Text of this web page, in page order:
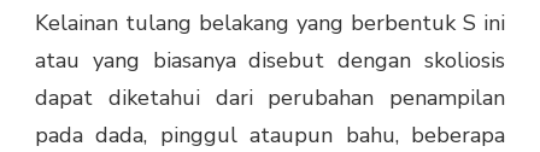
Kelainan tulang belakang yang berbentuk S ini
atau yang biasanya disebut dengan skoliosis
dapat diketahui dari perubahan penampilan
pada dada, pinggul ataupun bahu, beberapa